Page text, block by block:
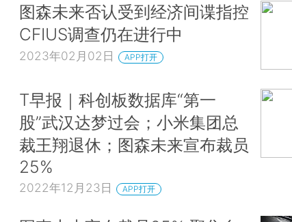
图森未来否认受到经济间谍指控
CFIUS调查仍在进行中
2023年02月02日 APP打开
T早报｜科创板数据库“第一
股”武汉达梦过会；小米集团总
裁王翔退休；图森未来宣布裁员
25%
2022年12月23日 APP打开